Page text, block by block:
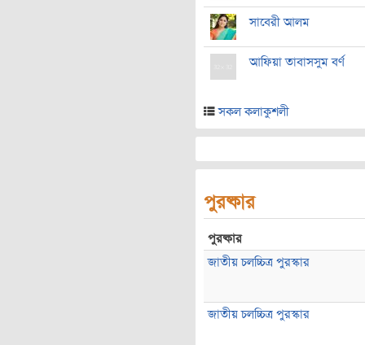
সাবেরী আলম
আফিয়া তাবাসসুম বর্ণ
সকল কলাকুশলী
পুরষ্কার
পুরষ্কার
জাতীয় চলচ্চিত্র পুরস্কার
জাতীয় চলচ্চিত্র পুরস্কার